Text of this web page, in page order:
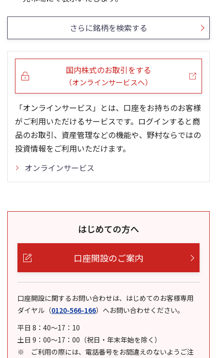
25/12
25/10
25/08
25/06
25/04 24/01
23/01
22/01
21/01
さらに銘柄を検索する
国内株式のお取引をする
（オンラインサービスへ）
「オンラインサービス」とは、口座をお持ちのお客様
がご利用いただけるサービスです。ログインすると商
品のお取引、資産管理などの機能や、野村ならではの
投資情報をご利用いただけます。
オンラインサービス
はじめての方へ
口座開設のご案内
口座開設に関するお問い合わせは、はじめてのお客様専用
ダイヤル （0120-566-166） へお問い合わせください。
平日 8：40～17：10
土日 9：00～17：00（祝日・年末年始を除く）
ご利用の際には、電話番号をお間違えのないようご注